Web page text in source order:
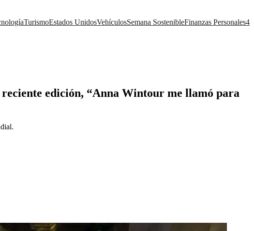
TurismoEstados UnidosVehículosSemana SostenibleFinanzas Personales4
edición, “Anna Wintour me llamó para